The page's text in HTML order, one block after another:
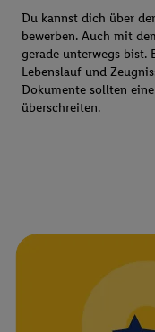
Du kannst dich über
bewerben. Auch mit
gerade unterwegs bist.
Lebenslauf und
Dokumente sollten
überschreiten.